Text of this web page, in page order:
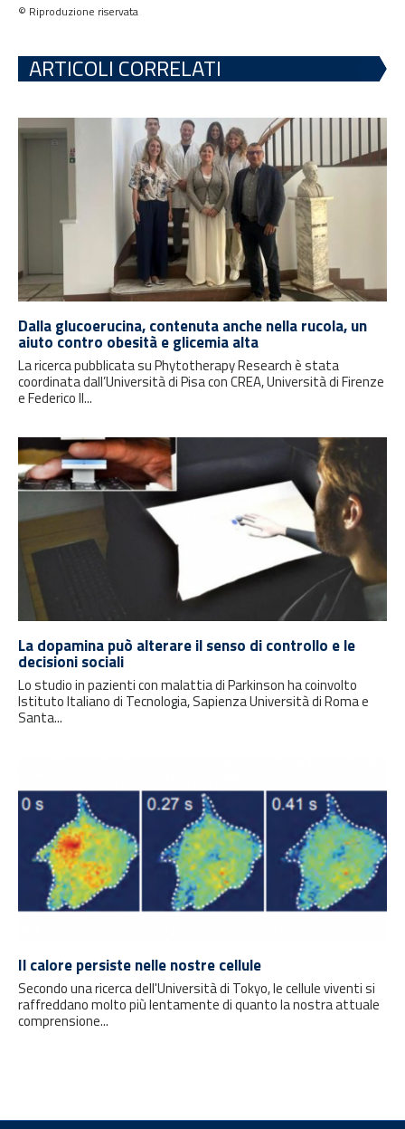
© Riproduzione riservata
ARTICOLI CORRELATI
Dalla glucoerucina, contenuta anche nella rucola, un
aiuto contro obesità e glicemia alta
La ricerca pubblicata su Phytotherapy Research è stata
coordinata dall’Università di Pisa con CREA, Università di Firenze
e Federico II...
La dopamina può alterare il senso di controllo e le
decisioni sociali
Lo studio in pazienti con malattia di Parkinson ha coinvolto
Istituto Italiano di Tecnologia, Sapienza Università di Roma e
Santa...
Il calore persiste nelle nostre cellule
Secondo una ricerca dell'Università di Tokyo, le cellule viventi si
raffreddano molto più lentamente di quanto la nostra attuale
comprensione...